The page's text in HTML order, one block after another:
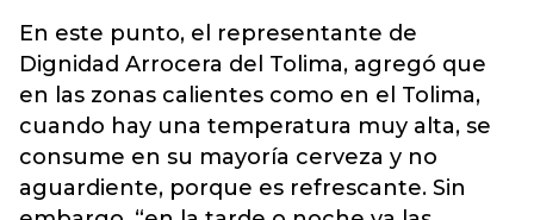
En este punto, el representante de
Dignidad Arrocera del Tolima, agregó que
en las zonas calientes como en el Tolima,
cuando hay una temperatura muy alta, se
consume en su mayoría cerveza y no
aguardiente, porque es refrescante. Sin